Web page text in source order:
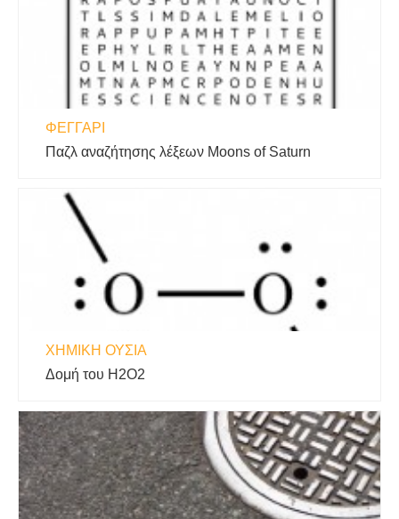
ΦΕΓΓΆΡΙ
Παζλ αναζήτησης λέξεων Moons of Saturn
ΧΗΜΙΚΉ ΟΥΣΊΑ
Δομή του H2O2